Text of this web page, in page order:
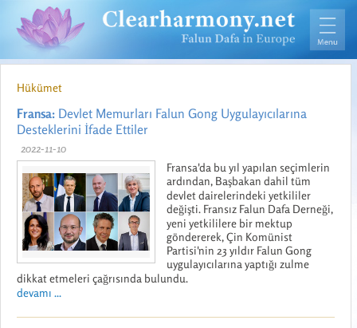
Hükümet
Fransa: Devlet Memurları Falun Gong Uygulayıcılarına
Desteklerini İfade Ettiler
2022-11-10
Fransa'da bu yıl yapılan seçimlerin
ardından, Başbakan dahil tüm
devlet dairelerindeki yetkililer
değişti. Fransız Falun Dafa Derneği,
yeni yetkililere bir mektup
göndererek, Çin Komünist
Partisi'nin 23 yıldır Falun Gong
uygulayıcılarına yaptığı zulme
dikkat etmeleri çağrısında bulundu.
devamı ...